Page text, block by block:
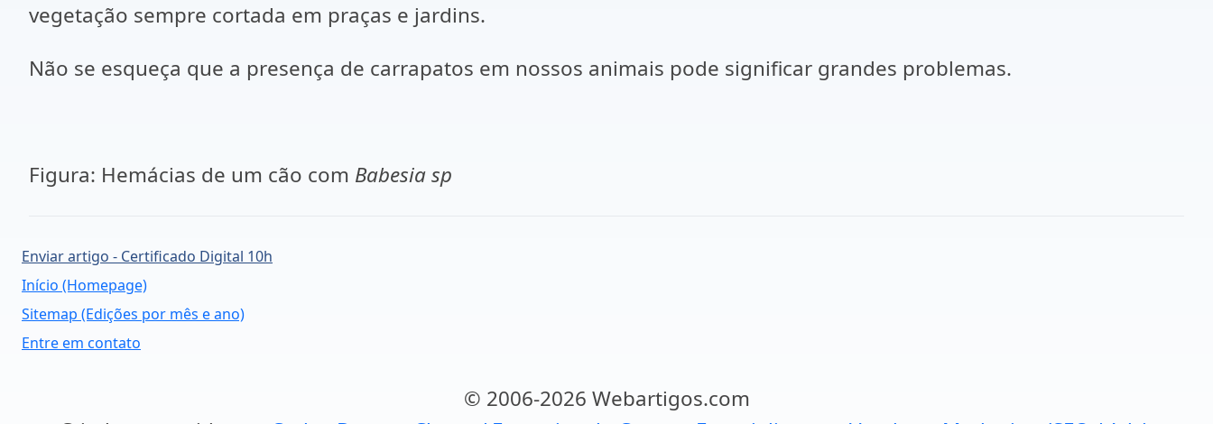
vegetação sempre cortada em praças e jardins.
Não se esqueça que a presença de carrapatos em nossos animais pode significar grandes problemas.
Figura: Hemácias de um cão com Babesia sp
Enviar artigo - Certificado Digital 10h
Início (Homepage)
Sitemap (Edições por mês e ano)
Entre em contato
© 2006-2026 Webartigos.com